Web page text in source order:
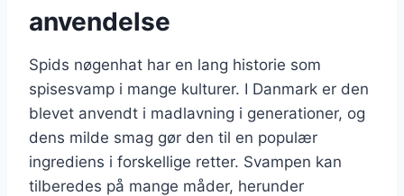
anvendelse
Spids nøgenhat har en lang historie som
spisesvamp i mange kulturer. I Danmark er den
blevet anvendt i madlavning i generationer, og
dens milde smag gør den til en populær
ingrediens i forskellige retter. Svampen kan
tilberedes på mange måder, herunder